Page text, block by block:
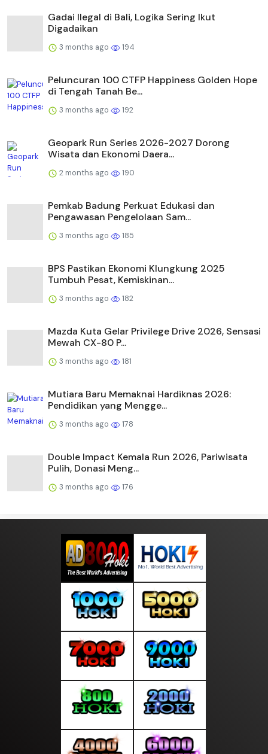
Gadai Ilegal di Bali, Logika Sering Ikut
Digadaikan
3 months ago 194
Peluncuran 100 CTFP Happiness Golden Hope
di Tengah Tanah Be...
3 months ago 192
Geopark Run Series 2026-2027 Dorong
Wisata dan Ekonomi Daera...
2 months ago 190
Pemkab Badung Perkuat Edukasi dan
Pengawasan Pengelolaan Sam...
3 months ago 185
BPS Pastikan Ekonomi Klungkung 2025
Tumbuh Pesat, Kemiskinan...
3 months ago 182
Mazda Kuta Gelar Privilege Drive 2026, Sensasi
Mewah CX-80 P...
3 months ago 181
Mutiara Baru Memaknai Hardiknas 2026:
Pendidikan yang Mengge...
3 months ago 178
Double Impact Kemala Run 2026, Pariwisata
Pulih, Donasi Meng...
3 months ago 176